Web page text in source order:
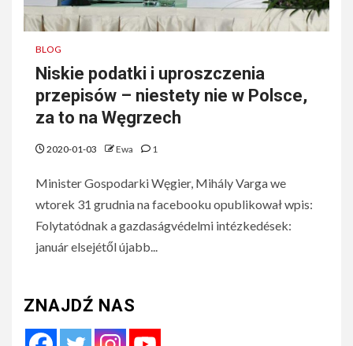
BLOG
Niskie podatki i uproszczenia
przepisów – niestety nie w Polsce,
za to na Węgrzech
2020-01-03 Ewa 1
Minister Gospodarki Węgier, Mihály Varga we
wtorek 31 grudnia na facebooku opublikował wpis:
Folytatódnak a gazdaságvédelmi intézkedések:
január elsejétől újabb...
ZNAJDŹ NAS